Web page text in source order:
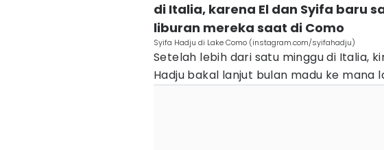
di Italia, karena El dan Syifa baru
liburan mereka saat di Como
Syifa Hadju di Lake Como (instagram.com/syifahadju)
Setelah lebih dari satu minggu di Italia,
Hadju bakal lanjut bulan madu ke mana